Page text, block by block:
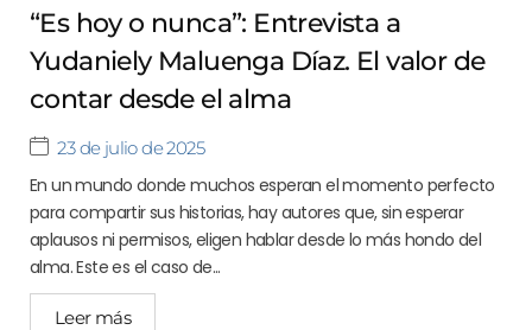
“Es hoy o nunca”: Entrevista a
Yudaniely Maluenga Díaz. El valor de
contar desde el alma
23 de julio de 2025
En un mundo donde muchos esperan el momento perfecto
para compartir sus historias, hay autores que, sin esperar
aplausos ni permisos, eligen hablar desde lo más hondo del
alma. Este es el caso de...
Leer más